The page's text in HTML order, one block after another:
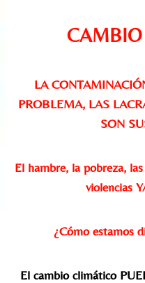
LA
PROBLEMA, LAS
SON
El hambre, la pobreza,
violencias
¿Cómo estamos
El cambio climático